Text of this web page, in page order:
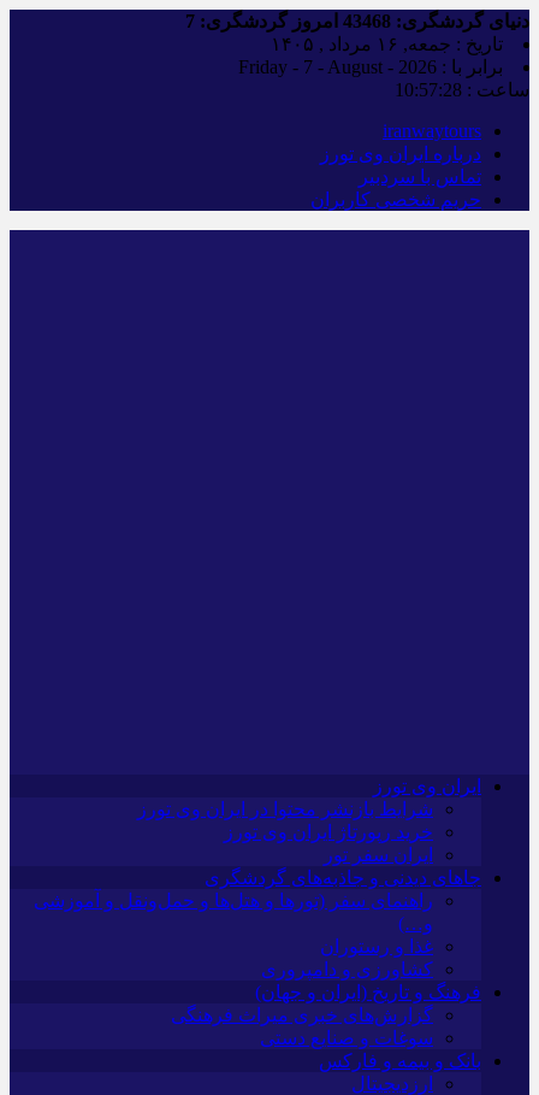
دنیای گردشگری: امروز گردشگری:
تاریخ : جمعه, ۱۶ مرداد , ۱۴۰۵
برابر با : Friday - 7 - August - 2026
ساعت : 10:57:28
iranwaytours
درباره ایران وی تورز
تماس با سردبیر
حریم شخصی کاربران
ایران وی تورز
شرایط بازنشر محتوا در ایران وی تورز
خرید رپورتاژ ایران وی تورز
ایران سفر تور
جاهای دیدنی و جاذبه‌های گردشگری
راهنمای سفر (تورها و هتل‌ها و حمل‌و‌نقل و آموزشی
و…)
غذا و رستوران
کشاورزی و دامپروری
فرهنگ و تاریخ (ایران و جهان)
گزارش‌های خبری میراث فرهنگی
سوغات و صنایع دستی
بانک و بیمه و فارکس
ارزدیجیتال